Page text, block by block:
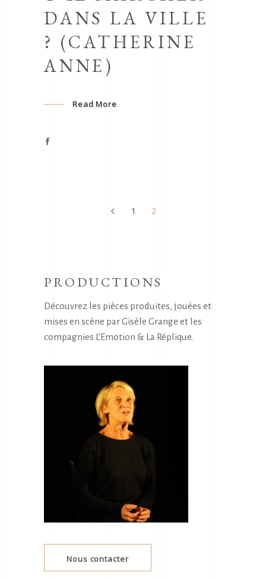
DANS LA VILLE
? (CATHERINE
ANNE)
Read More
1 2
PRODUCTIONS
Découvrez les pièces produites, jouées et
mises en scène par Gisèle Grange et les
compagnies L’Emotion & La Réplique.
Nous contacter